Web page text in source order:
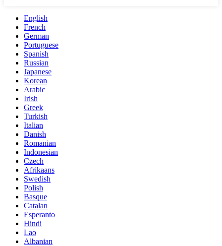
English
French
German
Portuguese
Spanish
Russian
Japanese
Korean
Arabic
Irish
Greek
Turkish
Italian
Danish
Romanian
Indonesian
Czech
Afrikaans
Swedish
Polish
Basque
Catalan
Esperanto
Hindi
Lao
Albanian